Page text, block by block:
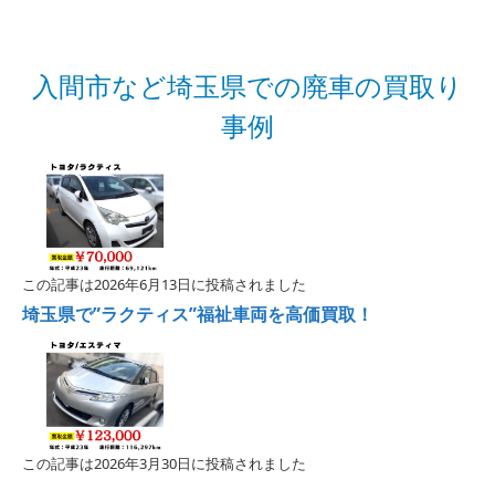
入間市など埼玉県での廃車の買取り
事例
この記事は2026年6月13日に投稿されました
埼玉県で”ラクティス”福祉車両を高価買取！
この記事は2026年3月30日に投稿されました